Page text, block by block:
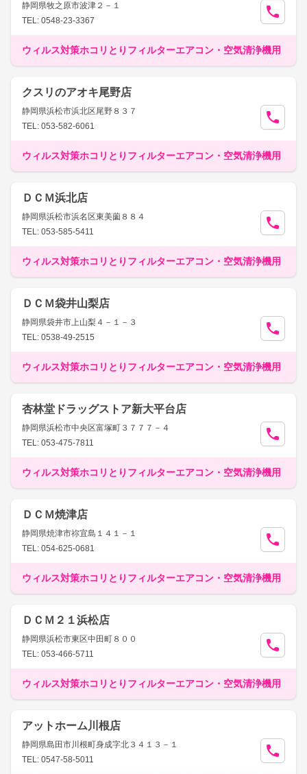
静岡県牧之原市波津２－１
TEL: 0548-23-3367
ウィルス対策ホコリとりフィルターエアコン・空気清浄機用
クスリのアオキ尾野店
静岡県浜松市浜北区尾野８３７
TEL: 053-582-6061
ウィルス対策ホコリとりフィルターエアコン・空気清浄機用
ＤＣＭ浜北店
静岡県浜松市浜名区東美薗８８４
TEL: 053-585-5411
ウィルス対策ホコリとりフィルターエアコン・空気清浄機用
ＤＣＭ袋井山梨店
静岡県袋井市上山梨４－１－３
TEL: 0538-49-2515
ウィルス対策ホコリとりフィルターエアコン・空気清浄機用
杏林堂ドラッグストア新大平台店
静岡県浜松市中央区富塚町３７７７－４
TEL: 053-475-7811
ウィルス対策ホコリとりフィルターエアコン・空気清浄機用
ＤＣＭ焼津店
静岡県焼津市祢宜島１４１－１
TEL: 054-625-0681
ウィルス対策ホコリとりフィルターエアコン・空気清浄機用
ＤＣＭ２１浜松店
静岡県浜松市東区中田町８００
TEL: 053-466-5711
ウィルス対策ホコリとりフィルターエアコン・空気清浄機用
アットホーム川根店
静岡県島田市川根町身成字北３４１３－１
TEL: 0547-58-5011